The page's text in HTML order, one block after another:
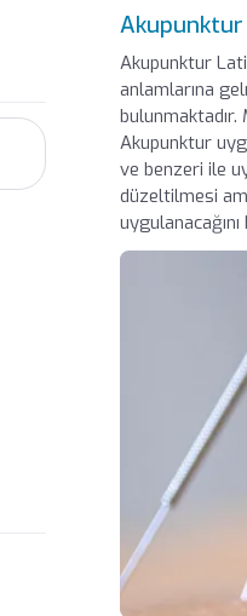
Akupunktur
Akupunktur
anlamlarına
bulunmaktadır.
Akupunktur
ve benzeri ile
düzeltilmesi